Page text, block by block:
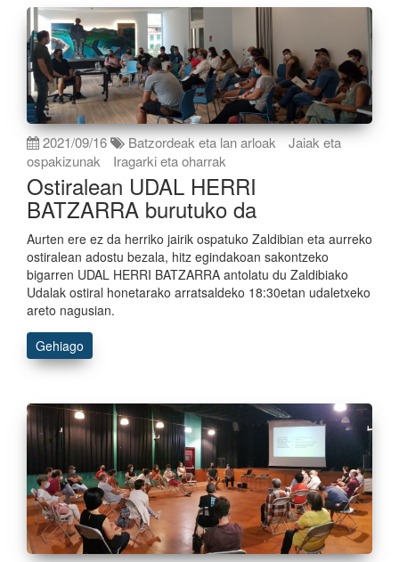
2021/09/16 Batzordeak eta lan arloak
Jaiak eta
ospakizunak
Iragarki eta oharrak
Ostiralean UDAL HERRI
BATZARRA burutuko da
Aurten ere ez da herriko jairik ospatuko Zaldibian eta aurreko
ostiralean adostu bezala, hitz egindakoan sakontzeko
bigarren UDAL HERRI BATZARRA antolatu du Zaldibiako
Udalak ostiral honetarako arratsaldeko 18:30etan udaletxeko
areto nagusian.
Gehiago